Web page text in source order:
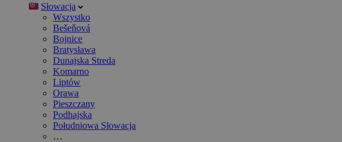
Słowacja
Wszystko
Bešeňová
Bojnice
Bratysława
Dunajska Streda
Komarno
Liptów
Orawa
Pieszczany
Podhajska
Południowa Słowacja
…